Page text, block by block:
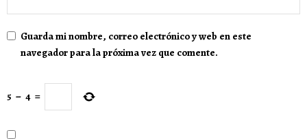
Guarda mi nombre, correo electrónico y web en este
navegador para la próxima vez que comente.
5 − 4 =